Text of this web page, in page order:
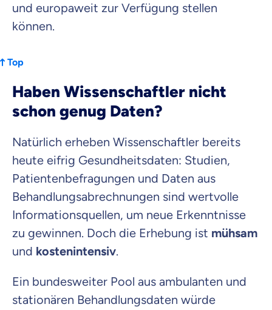
und europaweit zur Verfügung stellen
können.
Top
Haben Wissenschaftler nicht
schon genug Daten?
Natürlich erheben Wissenschaftler bereits
heute eifrig Gesundheitsdaten: Studien,
Patientenbefragungen und Daten aus
Behandlungsabrechnungen sind wertvolle
Informationsquellen, um neue Erkenntnisse
zu gewinnen. Doch die Erhebung ist mühsam
und kostenintensiv.
Ein bundesweiter Pool aus ambulanten und
stationären Behandlungsdaten würde